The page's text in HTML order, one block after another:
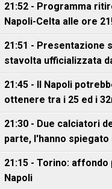
21:52 - Programma
Napoli-Celta alle ore
21:51 - Presentazione
stavolta ufficializzata
21:45 - Il Napoli
ottenere tra i 25 ed i
21:30 - Due calciatori
parte, l'hanno spiegato
21:15 - Torino: affondo
Napoli